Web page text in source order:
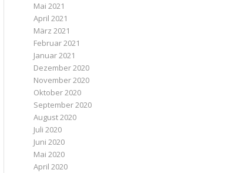
Mai 2021
April 2021
März 2021
Februar 2021
Januar 2021
Dezember 2020
November 2020
Oktober 2020
September 2020
August 2020
Juli 2020
Juni 2020
Mai 2020
April 2020